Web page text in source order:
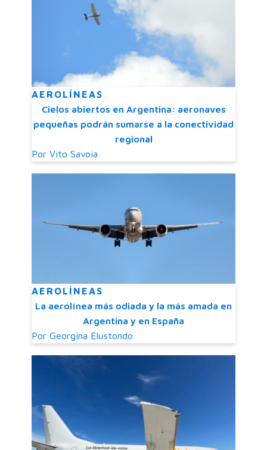
AEROLÍNEAS
Cielos abiertos en Argentina: aeronaves
pequeñas podrán sumarse a la conectividad
regional
Por Vito Savoia
AEROLÍNEAS
La aerolínea más odiada y la más amada en
Argentina y en España
Por Georgina Elustondo